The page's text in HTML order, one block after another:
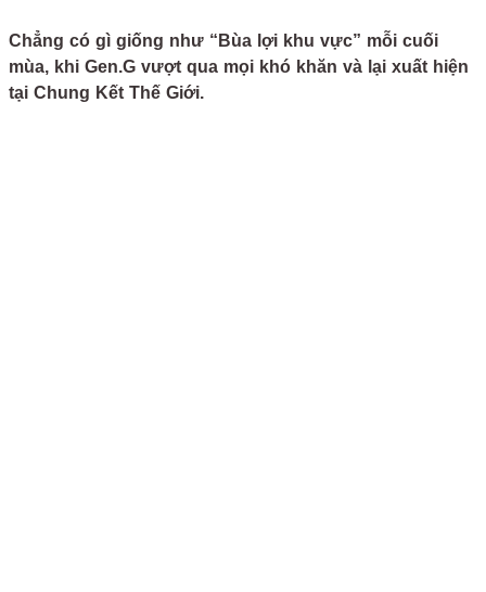
Chẳng có gì giống như “Bùa lợi khu vực” mỗi cuối
mùa, khi Gen.G vượt qua mọi khó khăn và lại xuất hiện
tại Chung Kết Thế Giới.